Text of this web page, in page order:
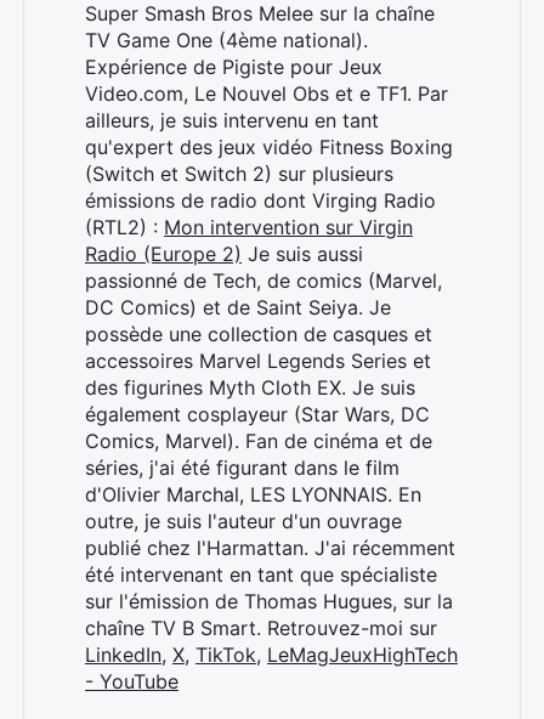
Super Smash Bros Melee sur la chaîne
TV Game One (4ème national).
Expérience de Pigiste pour Jeux
Video.com, Le Nouvel Obs et e TF1. Par
ailleurs, je suis intervenu en tant
qu'expert des jeux vidéo Fitness Boxing
(Switch et Switch 2) sur plusieurs
émissions de radio dont Virging Radio
(RTL2) : Mon intervention sur Virgin
Radio (Europe 2) Je suis aussi
passionné de Tech, de comics (Marvel,
DC Comics) et de Saint Seiya. Je
possède une collection de casques et
accessoires Marvel Legends Series et
des figurines Myth Cloth EX. Je suis
également cosplayeur (Star Wars, DC
Comics, Marvel). Fan de cinéma et de
séries, j'ai été figurant dans le film
d'Olivier Marchal, LES LYONNAIS. En
outre, je suis l'auteur d'un ouvrage
publié chez l'Harmattan. J'ai récemment
été intervenant en tant que spécialiste
sur l'émission de Thomas Hugues, sur la
chaîne TV B Smart. Retrouvez-moi sur
LinkedIn, X, TikTok, LeMagJeuxHighTech
- YouTube